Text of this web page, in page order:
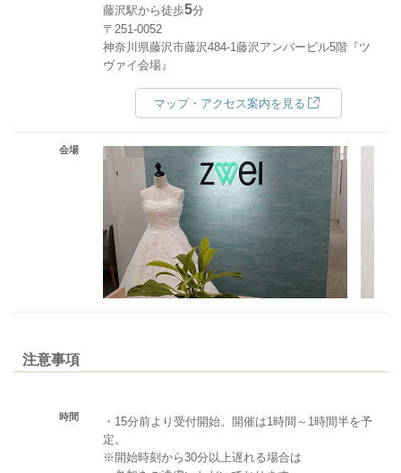
藤沢駅から徒歩5分
〒251-0052
神奈川県藤沢市藤沢484-1藤沢アンバービル5階『ツ
ヴァイ会場』
マップ・アクセス案内を見る
会場
注意事項
時間
・15分前より受付開始。開催は1時間～1時間半を予
定。
※開始時刻から30分以上遅れる場合は